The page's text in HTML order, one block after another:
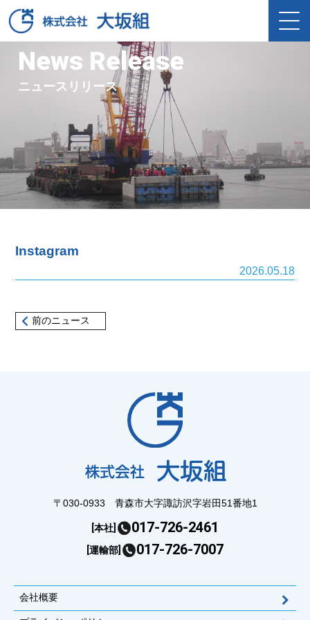
News Release
ニュースリリース
Instagram
2026.05.18
前のニュース
〒030-0933 青森市大字諏訪沢字岩田51番地1
[本社] 017-726-2461
[運輸部] 017-726-7007
会社概要